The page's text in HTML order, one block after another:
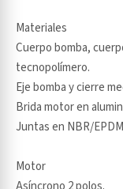
Materiales
Cuerpo bomba,
tecnopolímero.
Eje bomba y cierre
Brida motor en
Juntas en NBR/
Motor